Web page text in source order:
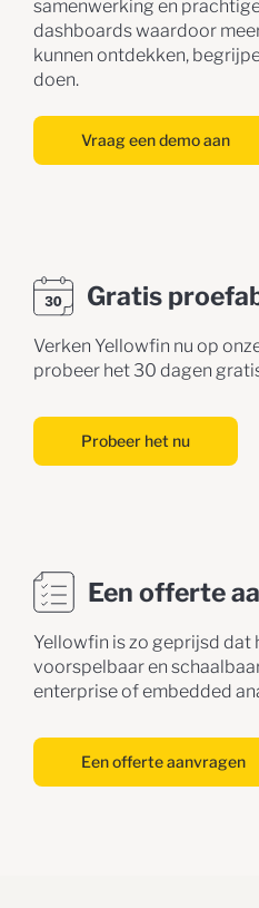
samenwerking en
dashboards waardoor
kunnen ontdekken,
doen.
Vraag een demo aan
Gratis
Verken Yellowfin nu op
probeer het 30 dagen
Probeer het nu
Een offerte
Yellowfin is zo geprijsd dat
voorspelbaar en
enterprise of embedded
Een offerte aanvragen